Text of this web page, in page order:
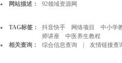
网站描述：
92领域资源网
TAG标签： 抖音快手 网络项目 中小学
师讲座
中医养生教程
相关查询：
综合信息查询 友情链接查